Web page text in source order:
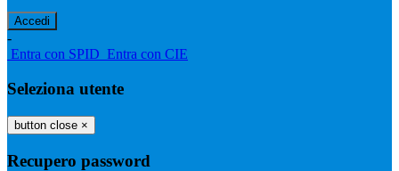
-
Entra con SPID Entra con CIE
Seleziona utente
button close ×
Recupero password